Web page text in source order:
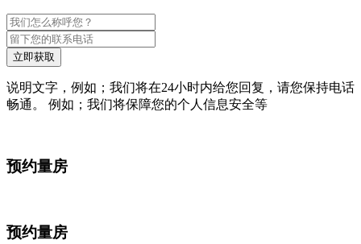
立即获取
说明文字，例如；我们将在24小时内给您回复，请您保持电话
畅通。 例如；我们将保障您的个人信息安全等
预约量房
预约量房